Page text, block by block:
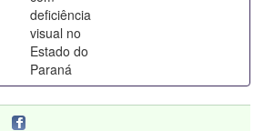
deficiência
visual no
Estado do
Paraná